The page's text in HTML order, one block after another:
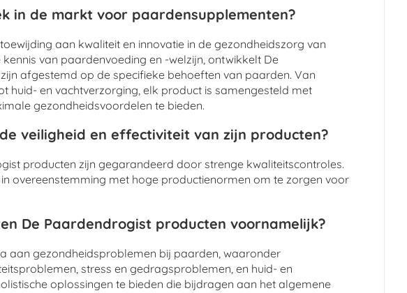
in de markt voor paardensupplementen?
aan kwaliteit en innovatie in de gezondheidszorg van
van paardenvoeding en -welzijn, ontwikkelt De
afgestemd op de specifieke behoeften van paarden. Van
huid- en vachtverzorging, elk product is samengesteld met
gezondheidsvoordelen te bieden.
veiligheid en effectiviteit van zijn producten?
producten zijn gegarandeerd door strenge kwaliteitscontroles.
overeenstemming met hoge productienormen om te zorgen voor
De Paardendrogist producten voornamelijk?
aan gezondheidsproblemen bij paarden, waaronder
stress en gedragsproblemen, en huid- en
oplossingen te bieden die bijdragen aan het algemene